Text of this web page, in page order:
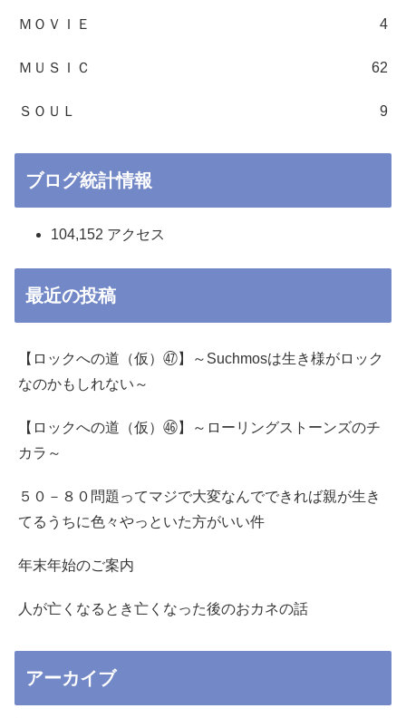
ＭＯＶＩＥ 4
ＭＵＳＩＣ 62
ＳＯＵＬ 9
ブログ統計情報
104,152 アクセス
最近の投稿
【ロックへの道（仮）㊼】～Suchmosは生き様がロック
なのかもしれない～
【ロックへの道（仮）㊻】～ローリングストーンズのチ
カラ～
５０－８０問題ってマジで大変なんでできれば親が生き
てるうちに色々やっといた方がいい件
年末年始のご案内
人が亡くなるとき亡くなった後のおカネの話
アーカイブ